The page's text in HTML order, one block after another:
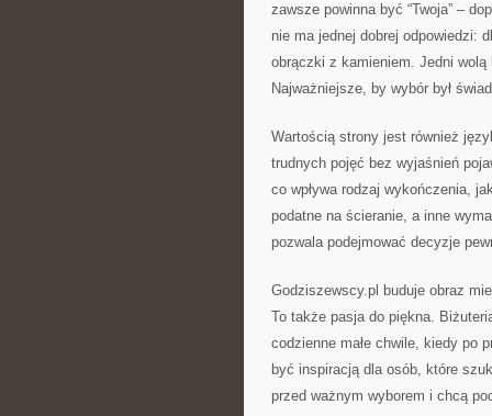
zawsze powinna być “Twoja” –
nie ma jednej dobrej odpowiedzi:
obrączki z kamieniem. Jedni
Najważniejsze, by wybór był
Wartością strony jest również
trudnych pojęć bez wyjaśnień
co wpływa rodzaj wykończenia,
podatne na ścieranie, a inne
pozwala podejmować decyzje
Godziszewscy.pl buduje obraz
To także pasja do piękna.
codzienne małe chwile, kiedy po
być inspiracją dla osób, które
przed ważnym wyborem i chcą